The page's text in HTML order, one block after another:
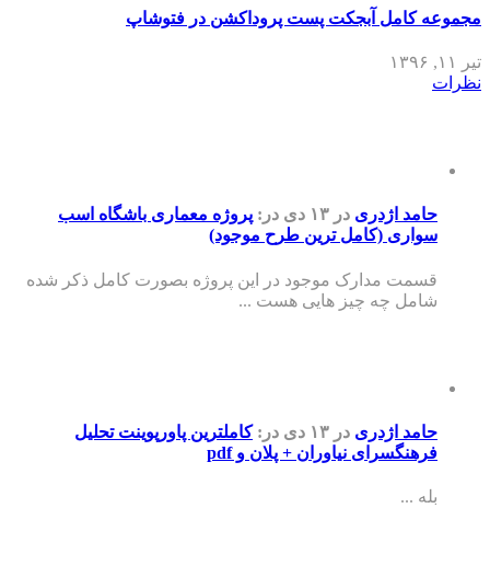
مجموعه کامل آبجکت پست پروداکشن در فتوشاپ
تیر ۱۱, ۱۳۹۶
نظرات
حامد اژدری در ۱۳ دی در: پروژه معماری باشگاه اسب
سواری (کامل ترین طرح موجود)
قسمت مدارک موجود در این پروژه بصورت کامل ذکر شده
شامل چه چیز هایی هست ...
حامد اژدری در ۱۳ دی در:کاملترین پاورپوینت تحلیل
فرهنگسرای نیاوران + پلان و pdf
بله ...